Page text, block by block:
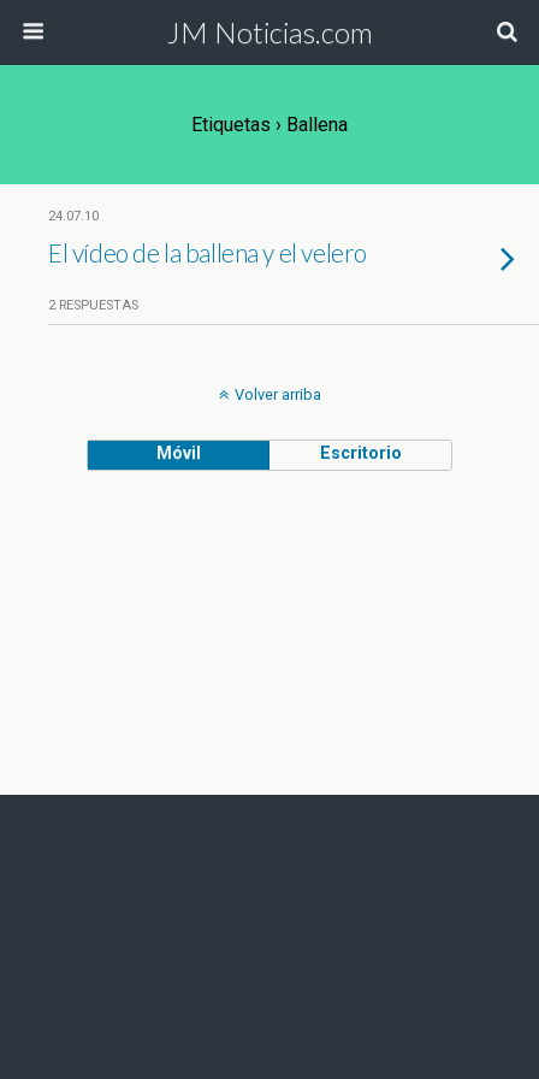
JM Noticias.com
Etiquetas › Ballena
24.07.10
El vídeo de la ballena y el velero
2 RESPUESTAS
Volver arriba
Móvil Escritorio